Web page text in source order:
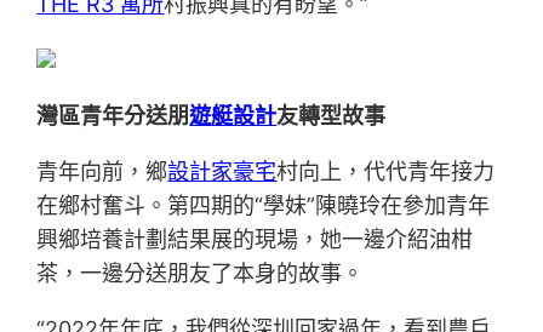
灣區青年分送朋遊艇設計友轉型故事
青年向前，鄉設計家豪宅村向上，代代青年接力
在鄉村奮斗。第四期的“學妹”陳曉玲在參加青年
興鄉培養計劃結果展的現場，她一邊介紹油柑
茶，一邊分送朋友了本身的故事。